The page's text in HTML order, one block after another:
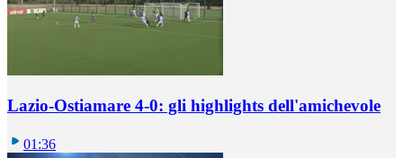
Lazio-Ostiamare 4-0: gli highlights dell'amichevole
01:36